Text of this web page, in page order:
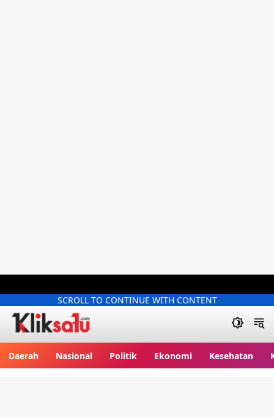
SCROLL TO CONTINUE WITH CONTENT
Daerah Nasional Politik Ekonomi Kesehatan